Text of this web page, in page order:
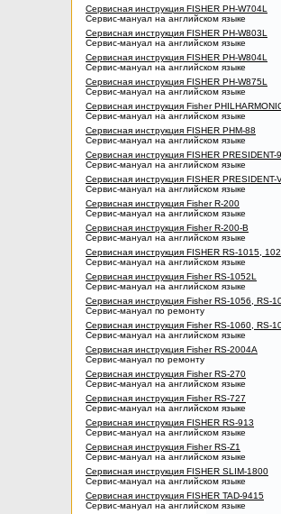
Сервисная инструкция FISHER PH-W704L
Сервис-мануал на английском языке
Сервисная инструкция FISHER PH-W803L
Сервис-мануал на английском языке
Сервисная инструкция FISHER PH-W804L
Сервис-мануал на английском языке
Сервисная инструкция FISHER PH-W875L
Сервис-мануал на английском языке
Сервисная инструкция Fisher
Сервис-мануал на английском языке
Сервисная инструкция FISHER PHM-88
Сервис-мануал на английском языке
Сервисная инструкция FISHER PRESIDENT-
Сервис-мануал на английском языке
Сервисная инструкция FISHER PRESIDENT-
Сервис-мануал на английском языке
Сервисная инструкция Fisher R-200
Сервис-мануал на английском языке
Сервисная инструкция Fisher R-200-B
Сервис-мануал на английском языке
Сервисная инструкция FISHER RS-1015,
Сервис-мануал на английском языке
Сервисная инструкция Fisher RS-1052L
Сервис-мануал на английском языке
Сервисная инструкция Fisher RS-1056, RS-
Сервис-мануал по ремонту
Сервисная инструкция Fisher RS-1060, RS-
Сервис-мануал на английском языке
Сервисная инструкция Fisher RS-2004A
Сервис-мануал по ремонту
Сервисная инструкция Fisher RS-270
Сервис-мануал на английском языке
Сервисная инструкция Fisher RS-727
Сервис-мануал на английском языке
Сервисная инструкция FISHER RS-913
Сервис-мануал на английском языке
Сервисная инструкция Fisher RS-Z1
Сервис-мануал на английском языке
Сервисная инструкция FISHER SLIM-1800
Сервис-мануал на английском языке
Сервисная инструкция FISHER TAD-9415
Сервис-мануал на английском языке